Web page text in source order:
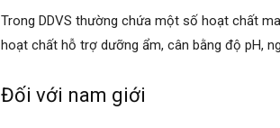
Trong DDVS thường chứa một số hoạt chất
hoạt chất hỗ trợ dưỡng ẩm, cân bằng độ pH,
Đối với nam giới